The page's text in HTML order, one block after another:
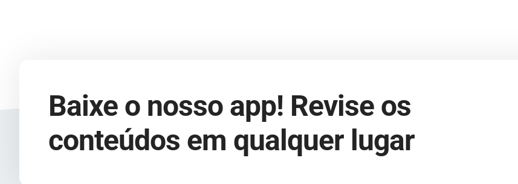
Baixe o nosso app! Revise os
conteúdos em qualquer lugar